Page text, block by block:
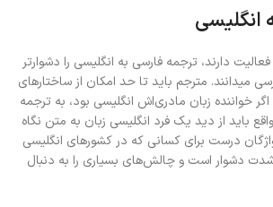
انگلیسی
دارند، ترجمه فارسی به انگلیسی را دشوارتر
میدانند. مترجم باید تا حد امکان از ساختارهای
اگر خواننده زبان مادری‌اش انگلیسی بود، به ترجمه
باید از دید یک فرد انگلیسی زبان به متن نگاه
درست برای کسانی که در کشورهای انگلیسی
دشوار است و چالش‌های بسیاری را به دنبال